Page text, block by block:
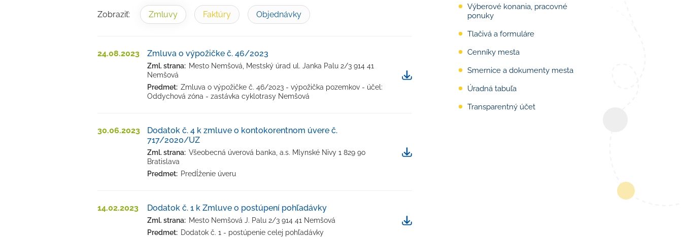
Výberové konania, pracovné
ponuky
Tlačivá a formuláre
Cenníky mesta
Smernice a dokumenty mesta
Úradná tabuľa
Transparentný účet
Zobraziť: Zmluvy Faktúry Objednávky
24.08.2023 Zmluva o výpožičke č. 46/2023
Zml. strana: Mesto Nemšová, Mestský úrad ul. Janka Palu 2/3 914 41
Nemšová
Predmet: Zmluva o výpožičke č. 46/2023 - výpožička pozemkov - účel:
Oddychová zóna - zastávka cyklotrasy Nemšová
30.06.2023
Dodatok č. 4 k zmluve o kontokorentnom úvere č.
717/2020/UZ
Zml. strana: Všeobecná úverová banka, a.s. Mlynské Nivy 1 829 90
Bratislava
Predmet: Predĺženie úveru
14.02.2023 Dodatok č. 1 k Zmluve o postúpení pohľadávky
Zml. strana: Mesto Nemšová J. Palu 2/3 914 41 Nemšová
Predmet: Dodatok č. 1 - postúpenie celej pohľadávky